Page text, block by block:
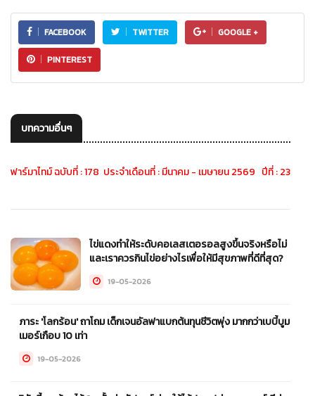
FACEBOOK TWITTER GOOGLE +
PINTEREST
บทความอื่นๆ
ฟาร์มาไทม์ ฉบับที่ : 178 ประจำเดือนที่ : มีนาคม - เมษายน 2569 ปีที่ : 23
ไข่แดงทำให้ระดับคอเลสเตอรอลสูงขึ้นจริงหรือไม่
และเราควรกินไข่อย่างไรเพื่อให้มีสุขภาพที่ดีที่สุด?
19-05-2026
ภาระ 'โลกร้อน' ถาโถม เด็กเจนอัลฟาแบกต้นทุนชีวิตพุ่ง มากกว่าเบบี้บูม
เมอร์เกือบ 10 เท่า
19-05-2026